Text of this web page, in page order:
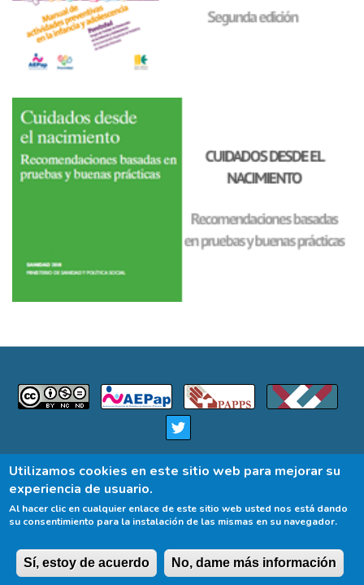
Contacto, sugerencias y comentarios
Menú
© 2001-2022 PrevInfad
Utilizamos cookies en este sitio web para mejorar su
experiencia de usuario.
Al hacer clic en cualquier enlace de este sitio web usted nos está dando
su consentimiento para la instalación de las mismas en su navegador.
Sí, estoy de acuerdo No, dame más información